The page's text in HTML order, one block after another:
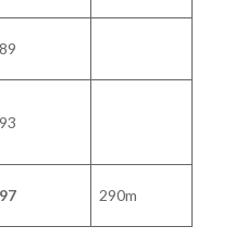
89
93
97 290m